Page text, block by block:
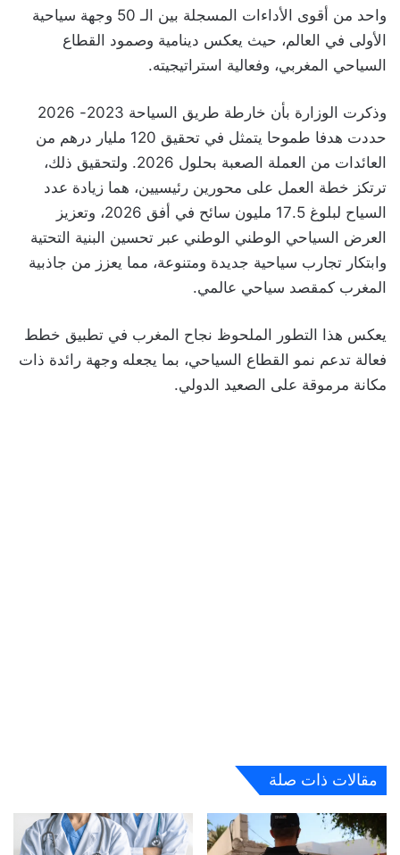
واحد من أقوى الأداءات المسجلة بين الـ 50 وجهة سياحية
الأولى في العالم، حيث يعكس دينامية وصمود القطاع
السياحي المغربي، وفعالية استراتيجيته.
وذكرت الوزارة بأن خارطة طريق السياحة 2023- 2026
حددت هدفا طموحا يتمثل في تحقيق 120 مليار درهم من
العائدات من العملة الصعبة بحلول 2026. ولتحقيق ذلك،
ترتكز خطة العمل على محورين رئيسيين، هما زيادة عدد
السياح لبلوغ 17.5 مليون سائح في أفق 2026، وتعزيز
العرض السياحي الوطني الوطني عبر تحسين البنية التحتية
وابتكار تجارب سياحية جديدة ومتنوعة، مما يعزز من جاذبية
المغرب كمقصد سياحي عالمي.
يعكس هذا التطور الملحوظ نجاح المغرب في تطبيق خطط
فعالة تدعم نمو القطاع السياحي، بما يجعله وجهة رائدة ذات
مكانة مرموقة على الصعيد الدولي.
مقالات ذات صلة